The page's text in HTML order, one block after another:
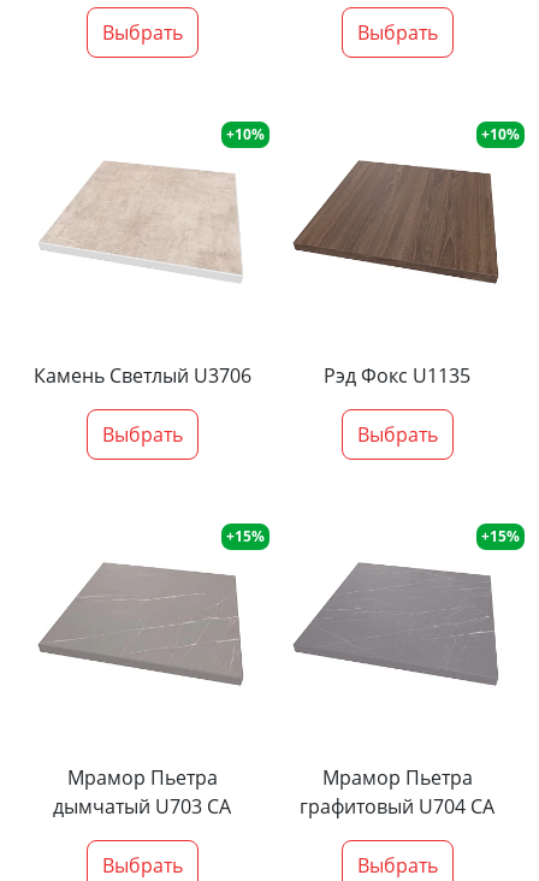
Выбрать Выбрать
+10%
Камень Светлый U3706
Выбрать
+10%
Рэд Фокс U1135
Выбрать
+15%
Мрамор Пьетра
дымчатый U703 CA
Выбрать
+15%
Мрамор Пьетра
графитовый U704 CA
Выбрать